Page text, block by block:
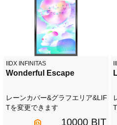
IIDX INFINITAS
Wonderful Escape
レーンカバー&グラフエリア&LIF
Tを変更できます
10000 BIT